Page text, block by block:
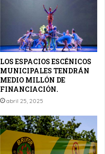
LOS ESPACIOS ESCÉNICOS
MUNICIPALES TENDRÁN
MEDIO MILLÓN DE
FINANCIACIÓN.
abril 25, 2025